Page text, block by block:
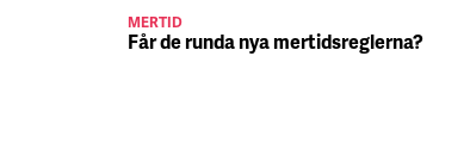
MERTID
Får de runda nya mertidsreglerna?